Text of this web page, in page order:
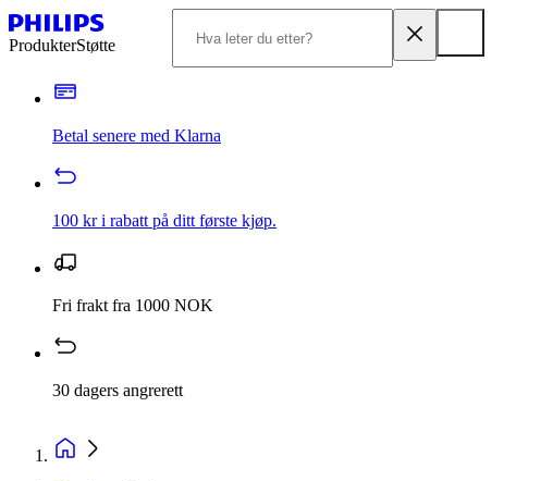
ProdukterStøtte
Betal senere med Klarna
100 kr i rabatt på ditt første kjøp.
Fri frakt fra 1000 NOK
30 dagers angrerett